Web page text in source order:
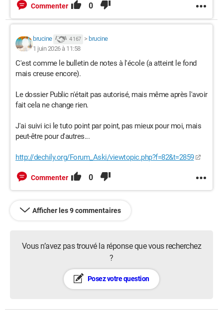
Commenter 0
brucine 4 167 > brucine
1 juin 2026 à 11:58
C'est comme le bulletin de notes à l'école (a atteint le fond
mais creuse encore).
Le dossier Public n'était pas autorisé, mais même après l'avoir
fait cela ne change rien.
J'ai suivi ici le tuto point par point, pas mieux pour moi, mais
peut-être pour d'autres...
http://dechily.org/Forum_Aski/viewtopic.php?f=82&t=2859
Commenter 0
Afficher les 9 commentaires
Vous n’avez pas trouvé la réponse que vous recherchez
?
Posez votre question